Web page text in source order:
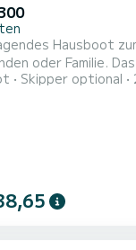
Hausboot
mit allem Komfort und eine Kapazität von 2 Personen. Mit einer Gesamtlänge von
wird es Ihr
Skipper optional